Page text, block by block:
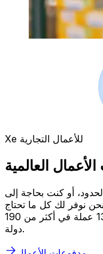
Xe للأعمال التجارية
العالمية
أو كنت بحاجة إلى
نحن نوفر لك كل ما تحتاج
إليه. قم بجدولة التحويلات الدولية عبر 130 عملة في أكثر من 190
دولة.